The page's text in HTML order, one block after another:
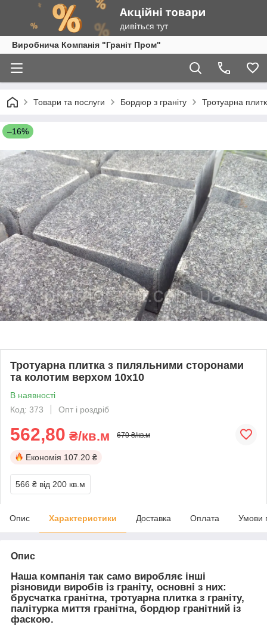
Виробнича Компанія "Граніт Пром"
Товари та послуги Бордюр з граніту Тротуарна
–16%
Тротуарна плитка з пиляльними сторонами
та колотим верхом 10х10
В наявності
Код: 373
Опт і роздріб
562,80 ₴/кв.м 670 ₴/кв.м
Економія 107.20 ₴
566 ₴ від 200 кв.м
Опис Характеристики Доставка Оплата Умови
Опис
Наша компанія так само виробляє інші
різновиди виробів із граніту, основні з них:
брусчатка гранітна, тротуарна плитка з граніту,
палітурка миття гранітна, бордюр гранітний із
фаскою.